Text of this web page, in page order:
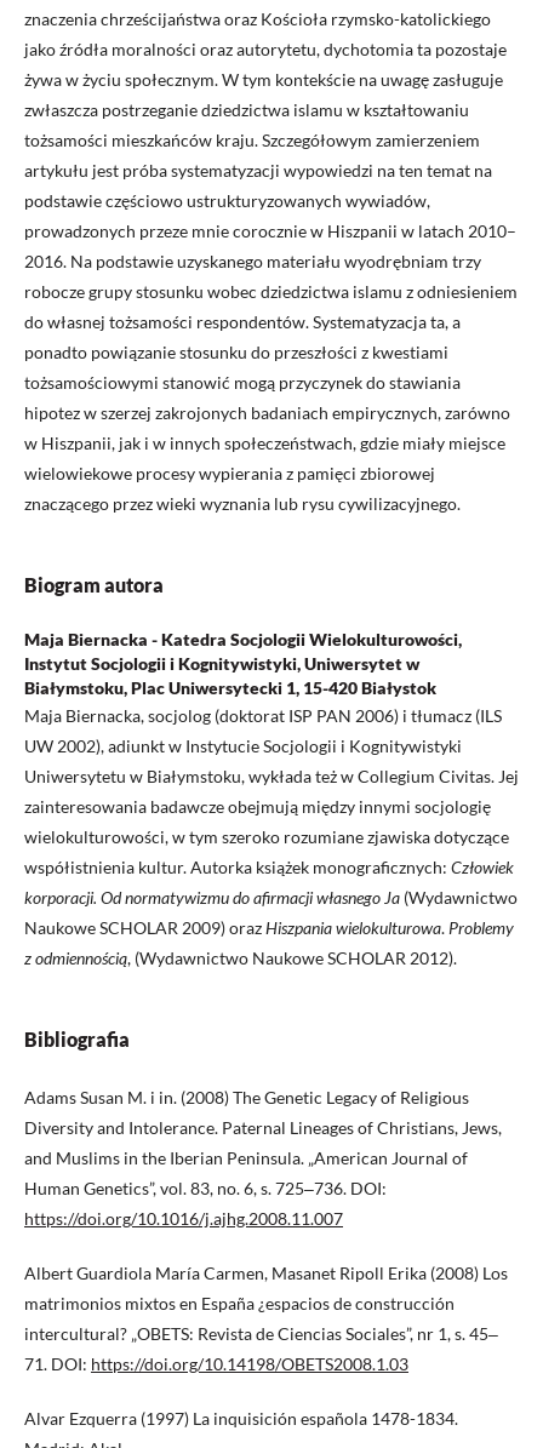
znaczenia chrześcijaństwa oraz Kościoła rzymsko-katolickiego
jako źródła moralności oraz autorytetu, dychotomia ta pozostaje
żywa w życiu społecznym. W tym kontekście na uwagę zasługuje
zwłaszcza postrzeganie dziedzictwa islamu w kształtowaniu
tożsamości mieszkańców kraju. Szczegółowym zamierzeniem
artykułu jest próba systematyzacji wypowiedzi na ten temat na
podstawie częściowo ustrukturyzowanych wywiadów,
prowadzonych przeze mnie corocznie w Hiszpanii w latach 2010–
2016. Na podstawie uzyskanego materiału wyodrębniam trzy
robocze grupy stosunku wobec dziedzictwa islamu z odniesieniem
do własnej tożsamości respondentów. Systematyzacja ta, a
ponadto powiązanie stosunku do przeszłości z kwestiami
tożsamościowymi stanowić mogą przyczynek do stawiania
hipotez w szerzej zakrojonych badaniach empirycznych, zarówno
w Hiszpanii, jak i w innych społeczeństwach, gdzie miały miejsce
wielowiekowe procesy wypierania z pamięci zbiorowej
znaczącego przez wieki wyznania lub rysu cywilizacyjnego.
Biogram autora
Maja Biernacka - Katedra Socjologii Wielokulturowości,
Instytut Socjologii i Kognitywistyki, Uniwersytet w
Białymstoku, Plac Uniwersytecki 1, 15-420 Białystok
Maja Biernacka, socjolog (doktorat ISP PAN 2006) i tłumacz (ILS
UW 2002), adiunkt w Instytucie Socjologii i Kognitywistyki
Uniwersytetu w Białymstoku, wykłada też w Collegium Civitas. Jej
zainteresowania badawcze obejmują między innymi socjologię
wielokulturowości, w tym szeroko rozumiane zjawiska dotyczące
współistnienia kultur. Autorka książek monograficznych: Człowiek
korporacji. Od normatywizmu do afirmacji własnego Ja (Wydawnictwo
Naukowe SCHOLAR 2009) orazHiszpania wielokulturowa. Problemy
z odmiennością, (Wydawnictwo Naukowe SCHOLAR 2012).
Bibliografia
Adams Susan M. i in. (2008) The Genetic Legacy of Religious
Diversity and Intolerance. Paternal Lineages of Christians, Jews,
and Muslims in the Iberian Peninsula. „American Journal of
Human Genetics”, vol. 83, no. 6, s. 725‒736. DOI:
https://doi.org/10.1016/j.ajhg.2008.11.007
Albert Guardiola María Carmen, Masanet Ripoll Erika (2008) Los
matrimonios mixtos en España ¿espacios de construcción
intercultural? „OBETS: Revista de Ciencias Sociales”, nr 1, s. 45‒
71. DOI: https://doi.org/10.14198/OBETS2008.1.03
Alvar Ezquerra (1997) La inquisición española 1478-1834.